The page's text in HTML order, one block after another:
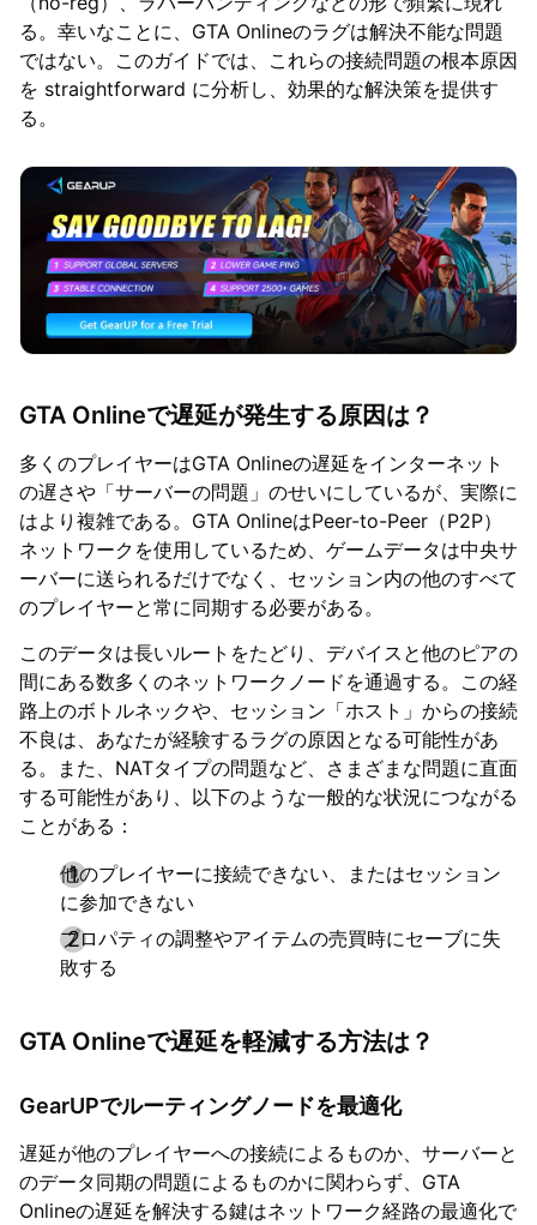
る。幸いなことに、GTA Onlineのラグは解決不能な問題
ではない。このガイドでは、これらの接続問題の根本原因
を straightforward に分析し、効果的な解決策を提供す
る。
GTA Onlineで遅延が発生する原因は？
多くのプレイヤーはGTA Onlineの遅延をインターネット
の遅さや「サーバーの問題」のせいにしているが、実際に
はより複雑である。GTA OnlineはPeer-to-Peer（P2P）
ネットワークを使用しているため、ゲームデータは中央サ
ーバーに送られるだけでなく、セッション内の他のすべて
のプレイヤーと常に同期する必要がある。
このデータは長いルートをたどり、デバイスと他のピアの
間にある数多くのネットワークノードを通過する。この経
路上のボトルネックや、セッション「ホスト」からの接続
不良は、あなたが経験するラグの原因となる可能性があ
る。また、NATタイプの問題など、さまざまな問題に直面
する可能性があり、以下のような一般的な状況につながる
ことがある：
他のプレイヤーに接続できない、またはセッション
に参加できない
プロパティの調整やアイテムの売買時にセーブに失
敗する
GTA Onlineで遅延を軽減する方法は？
GearUPでルーティングノードを最適化
遅延が他のプレイヤーへの接続によるものか、サーバーと
のデータ同期の問題によるものかに関わらず、GTA
Onlineの遅延を解決する鍵はネットワーク経路の最適化で